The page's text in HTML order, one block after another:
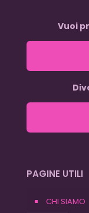
Vuoi
PAGINE UTILI
CHI SIAMO